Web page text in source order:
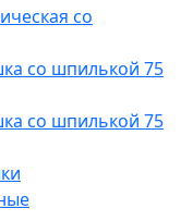
со
со шпилькой 75
со шпилькой 75